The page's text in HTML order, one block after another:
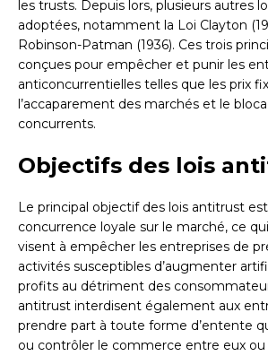
les trusts. Depuis lors, plusieurs autres
adoptées, notamment la Loi Clayton
Robinson-Patman (1936). Ces trois
conçues pour empêcher et punir les
anticoncurrentielles telles que les prix
l’accaparement des marchés et le
concurrents.
Objectifs des lois
Le principal objectif des lois antitrust
concurrence loyale sur le marché, ce
visent à empêcher les entreprises de
activités susceptibles d’augmenter
profits au détriment des
antitrust interdisent également aux
prendre part à toute forme d’entente
ou contrôler le commerce entre eux ou